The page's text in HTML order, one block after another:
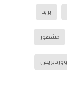
بريد
مشهور
ووردبريس